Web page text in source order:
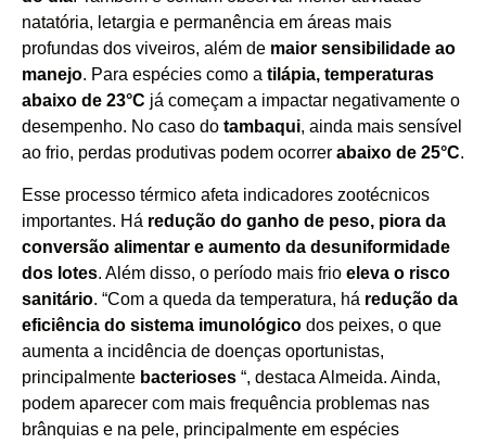
natatória, letargia e permanência em áreas mais
profundas dos viveiros, além de maior sensibilidade ao
manejo. Para espécies como a tilápia, temperaturas
abaixo de 23°C já começam a impactar negativamente o
desempenho. No caso do tambaqui, ainda mais sensível
ao frio, perdas produtivas podem ocorrer abaixo de 25°C.
Esse processo térmico afeta indicadores zootécnicos
importantes. Há redução do ganho de peso, piora da
conversão alimentar e aumento da desuniformidade
dos lotes. Além disso, o período mais frio eleva o risco
sanitário. “Com a queda da temperatura, há redução da
eficiência do sistema imunológico dos peixes, o que
aumenta a incidência de doenças oportunistas,
principalmente bacterioses “, destaca Almeida. Ainda,
podem aparecer com mais frequência problemas nas
brânquias e na pele, principalmente em espécies